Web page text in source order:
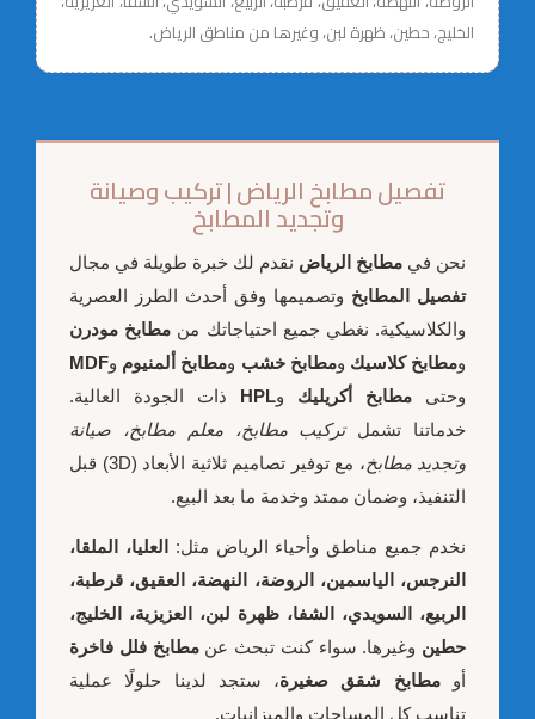
الخليج، حطين، ظهرة لبن، وغيرها من مناطق الرياض.
تفصيل مطابخ الرياض | تركيب وصيانة
وتجديد المطابخ
نحن في مطابخ الرياض نقدم لك خبرة طويلة في مجال
تفصيل المطابخ وتصميمها وفق أحدث الطرز العصرية
والكلاسيكية. نغطي جميع احتياجاتك من مطابخ مودرن
ومطابخ كلاسيك ومطابخ خشب ومطابخ ألمنيوم وMDF
وحتى مطابخ أكريليك وHPL ذات الجودة العالية.
خدماتنا تشملتركيب مطابخ، معلم مطابخ، صيانة
وتجديد مطابخ
، مع توفير تصاميم ثلاثية الأبعاد (3D) قبل
التنفيذ، وضمان ممتد وخدمة ما بعد البيع.
نخدم جميع مناطق وأحياء الرياض مثل:
العليا، الملقا،
النرجس، الياسمين، الروضة، النهضة، العقيق، قرطبة،
الربيع، السويدي، الشفا، ظهرة لبن، العزيزية، الخليج،
حطين وغيرها. سواء كنت تبحث عنمطابخ فلل فاخرة
أومطابخ شقق صغيرة، ستجد لدينا حلولًا عملية
تناسب كل المساحات والميزانيات.